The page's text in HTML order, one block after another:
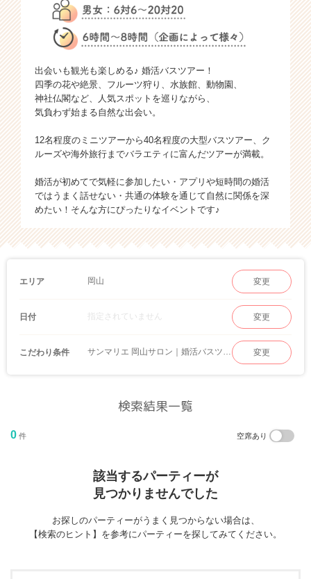
出会いも観光も楽しめる♪ 婚活バスツアー！
四季の花や絶景、フルーツ狩り、水族館、動物園、
神社仏閣など、人気スポットを巡りながら、
気負わず始まる自然な出会い。
12名程度のミニツアーから40名程度の大型バスツアー、ク
ルーズや海外旅行までバラエティに富んだツアーが満載。
婚活が初めてで気軽に参加したい・アプリや短時間の婚活
ではうまく話せない・共通の体験を通じて自然に関係を深
めたい！そんな方にぴったりなイベントです♪
エリア 岡山 変更
日付 指定されていません 変更
こだわり条件 サンマリエ 岡山サロン｜婚活バスツアー 変更
検索結果一覧
0 件 空席あり
該当するパーティーが
見つかりませんでした
お探しのパーティーがうまく見つからない場合は、
【検索のヒント】を参考にパーティーを探してみてください。